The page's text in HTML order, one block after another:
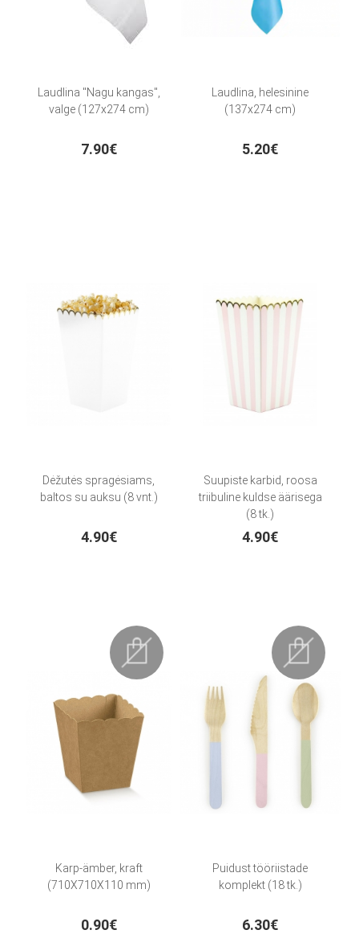
Laudlina "Nagu kangas",
valge (127x274 cm)
7.90€
Laudlina, helesinine
(137x274 cm)
5.20€
Dėžutės spragėsiams,
baltos su auksu (8 vnt.)
4.90€
Suupiste karbid, roosa
triibuline kuldse äärisega
(8 tk.)
4.90€
Karp-ämber, kraft
(710X710X110 mm)
0.90€
Puidust tööriistade
komplekt (18 tk.)
6.30€